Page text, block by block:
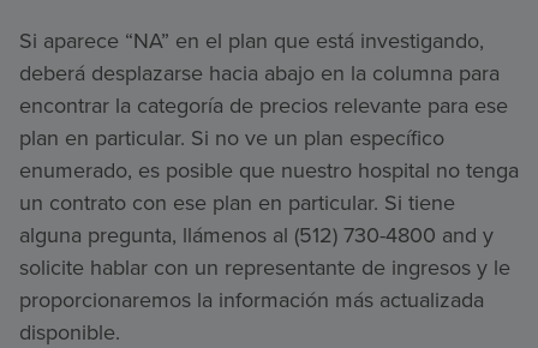
Si aparece “NA” en el plan que está investigando,
deberá desplazarse hacia abajo en la columna para
encontrar la categoría de precios relevante para ese
plan en particular. Si no ve un plan específico
enumerado, es posible que nuestro hospital no tenga
un contrato con ese plan en particular. Si tiene
alguna pregunta, llámenos al (512) 730-4800 and y
solicite hablar con un representante de ingresos y le
proporcionaremos la información más actualizada
disponible.